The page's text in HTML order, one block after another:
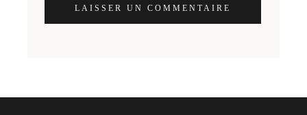
LAISSER UN COMMENTAIRE